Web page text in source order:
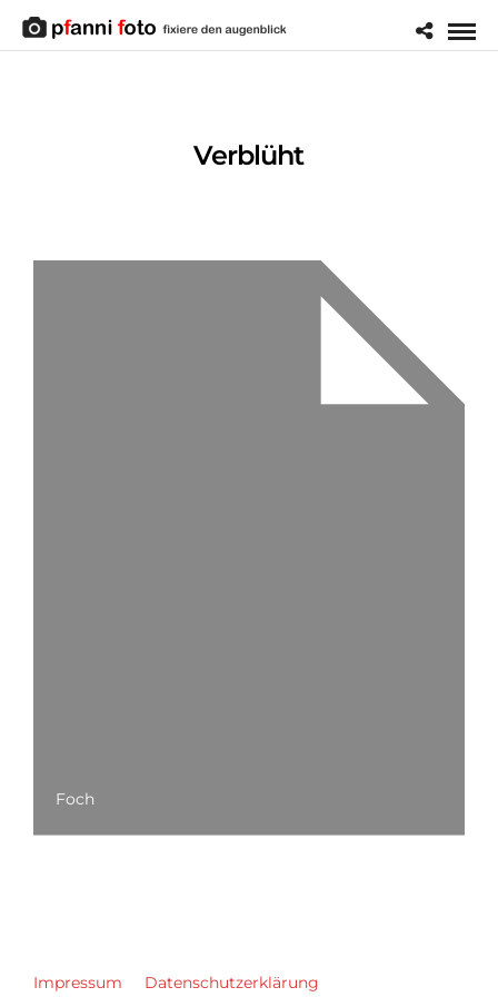
Verblüht
Foch
Impressum Datenschutzerklärung